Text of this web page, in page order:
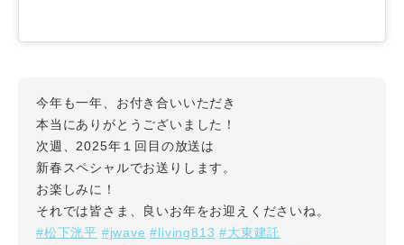
今年も一年、お付き合いいただき
本当にありがとうございました！
次週、2025年１回目の放送は
新春スペシャルでお送りします。
お楽しみに！
それでは皆さま、良いお年をお迎えくださいね。
#松下洸平 #jwave #living813 #大東建託